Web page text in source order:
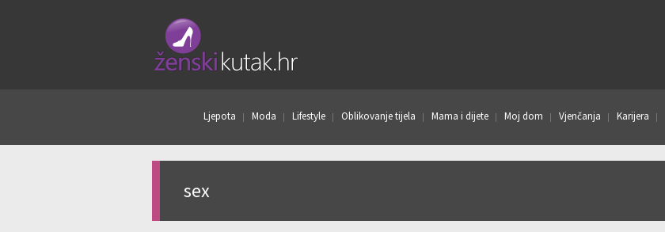
Ljepota Moda Lifestyle Oblikovanje tijela Mama i dijete Moj dom Vjenčanja Karijera
sex